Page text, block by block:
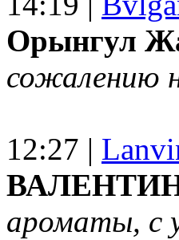
Орынгул
сожалению
12:27 |
ароматы, с